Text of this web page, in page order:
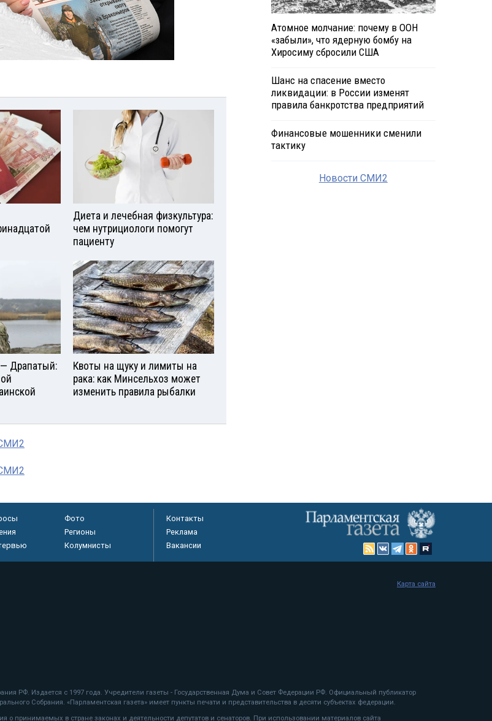
Диета и лечебная физкультура:
чем нутрициологи помогут
пациенту
Драпатый:
Квоты на щуку и лимиты на
рака: как Минсельхоз может
изменить правила рыбалки
Атомное молчание: почему в ООН
«забыли», что ядерную бомбу на
Хиросиму сбросили США
Шанс на спасение вместо
ликвидации: в России изменят
правила банкротства предприятий
Финансовые мошенники сменили
тактику
Новости СМИ2
Фото
Регионы
Колумнисты
Контакты
Реклама
Вакансии
РФ. Издается с 1997 года. Учредители газеты - Государственная Дума и Совет Федерации РФ. Официальный публикатор
Собрания. «Парламентская газета» имеет пункты печати и представительства в десяти субъектах федерации.
о принимаемых в стране законах и деятельности депутатов и сенаторов. При использовании материалов сайта
Карта сайта